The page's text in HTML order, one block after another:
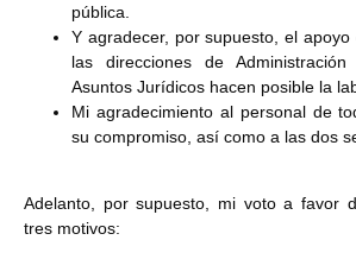
pública.
Y agradecer, por supuesto, el
las direcciones de
Asuntos Jurídicos hacen posible la
Mi agradecimiento al personal de
su compromiso, así como a las dos
Adelanto, por supuesto, mi voto a favor
tres motivos: